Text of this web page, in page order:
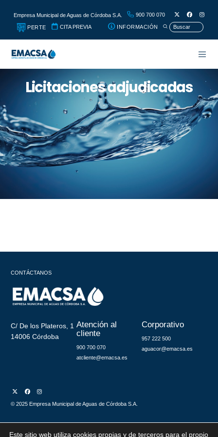
Empresa Municipal de Aguas de Córdoba S.A. 900 700 070
PERTE CITA PREVIA INFORMACIÓN
Licitaciones adjudicadas
CONTÁCTANOS
C/ De los Plateros, 1
14006 Córdoba
Atención al
cliente
900 700 070
atcliente@emacsa.es
Corporativo
957 222 500
aguacor@emacsa.es
© 2025 Empresa Municipal de Aguas de Córdoba S.A.
Este sitio web utiliza cookies propias y de terceros para el propio